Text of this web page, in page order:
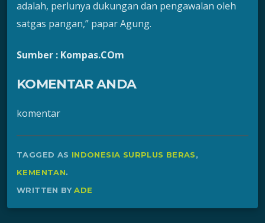
adalah, perlunya dukungan dan pengawalan oleh
satgas pangan,” papar Agung.
Sumber : Kompas.COm
KOMENTAR ANDA
komentar
TAGGED AS INDONESIA SURPLUS BERAS,
KEMENTAN.
WRITTEN BYADE